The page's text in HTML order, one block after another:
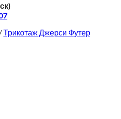
/Трикотаж Джерси Футер